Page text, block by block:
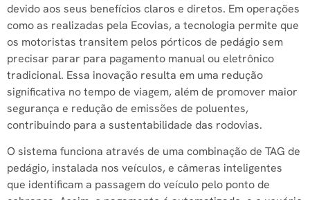
devido aos seus benefícios claros e diretos. Em operações
como as realizadas pela Ecovias, a tecnologia permite que
os motoristas transitem pelos pórticos de pedágio sem
precisar parar para pagamento manual ou eletrônico
tradicional. Essa inovação resulta em uma redução
significativa no tempo de viagem, além de promover maior
segurança e redução de emissões de poluentes,
contribuindo para a sustentabilidade das rodovias.
O sistema funciona através de uma combinação de TAG de
pedágio, instalada nos veículos, e câmeras inteligentes
que identificam a passagem do veículo pelo ponto de